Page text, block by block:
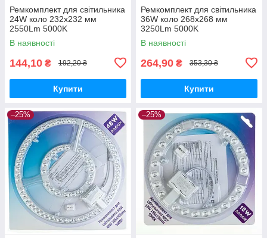
Ремкомплект для світильника
24W коло 232х232 мм
2550Lm 5000K
В наявності
144,10 ₴ 192,20 ₴
Купити
Ремкомплект для світильника
36W коло 268х268 мм
3250Lm 5000K
В наявності
264,90 ₴ 353,30 ₴
Купити
–25% –25%